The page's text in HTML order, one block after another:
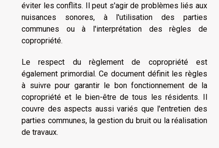
éviter les conflits. Il peut s'agir de problèmes liés aux
nuisances sonores, à l'utilisation des parties
communes ou à l'interprétation des règles de
copropriété.
Le respect du règlement de copropriété est
également primordial. Ce document définit les règles
à suivre pour garantir le bon fonctionnement de la
copropriété et le bien-être de tous les résidents. Il
couvre des aspects aussi variés que l'entretien des
parties communes, la gestion du bruit ou la réalisation
de travaux.